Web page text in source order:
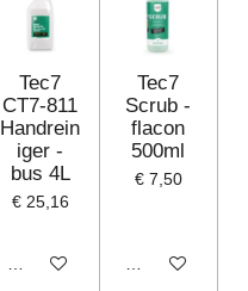
Tec7
CT7-811
Handrein
iger -
bus 4L
€ 25,16
In winkelwagen
Tec7
Scrub -
flacon
500ml
€ 7,50
In winkelwagen